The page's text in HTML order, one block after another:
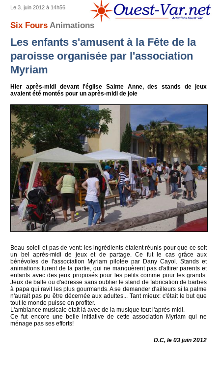
Le 3. juin 2012 à 14h56
Six Fours Animations
Les enfants s'amusent à la Fête de la
paroisse organisée par l'association
Myriam
Hier après-midi devant l'église Sainte Anne, des stands de jeux
avaient été montés pour un après-midi de joie
Beau soleil et pas de vent: les ingrédients étaient réunis pour que ce soit
un bel après-midi de jeux et de partage. Ce fut le cas grâce aux
bénévoles de l'association Myriam pilotée par Dany Cayol. Stands et
animations furent de la partie, qui ne manquèrent pas d'attirer parents et
enfants avec des jeux proposés pour les petits comme pour les grands.
Jeux de balle ou d'adresse sans oublier le stand de fabrication de barbes
à papa qui ravit les plus gourmands. A se demander d'ailleurs si la palme
n'aurait pas pu être décernée aux adultes... Tant mieux: c'était le but que
tout le monde puisse en profiter.
L'ambiance musicale était là avec de la musique tout l'après-midi.
Ce fut encore une belle initiative de cette association Myriam qui ne
ménage pas ses efforts!
D.C, le 03 juin 2012